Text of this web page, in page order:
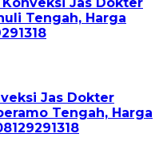
Tengah, Harga
Jas Dokter
Tengah, Harga